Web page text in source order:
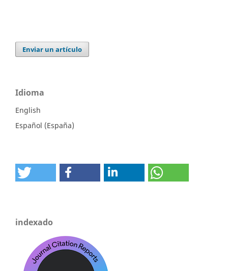
Enviar un artículo
Idioma
English
Español (España)
indexado